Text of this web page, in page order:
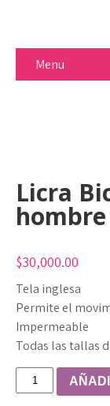
Menu
Licra
hombre
$30,000.00
Tela inglesa
Permite el
Impermeable
Todas las tallas
Licra
Bicicletero